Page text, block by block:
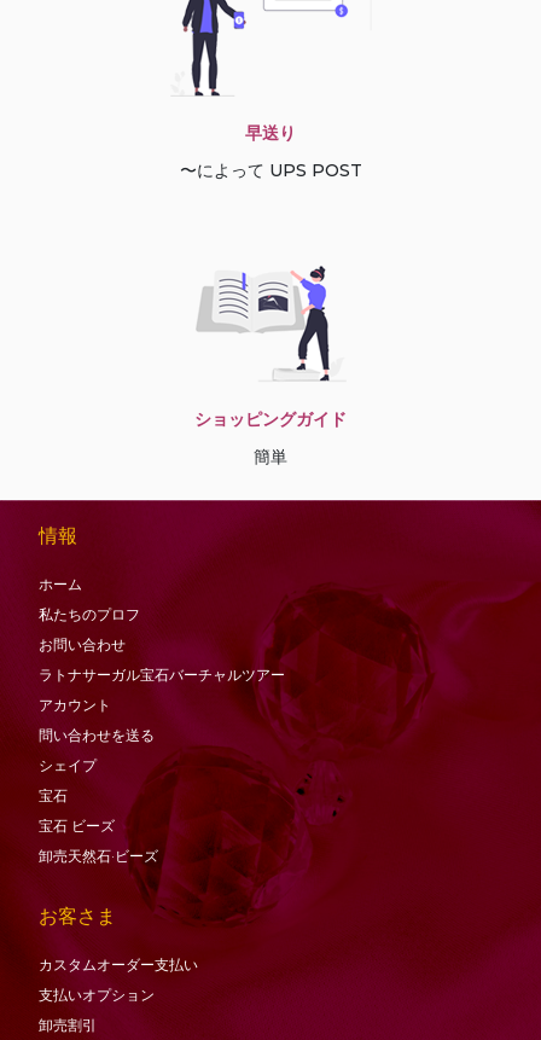
早送り
〜によって UPS POST
ショッピングガイド
簡単
情報
ホーム
私たちのプロフ
お問い合わせ
ラトナサーガル宝石バーチャ​​ルツアー
アカウント
問い合わせを送る
シェイプ
宝石
宝石 ビーズ
卸売天然石·ビーズ
お客さま
カスタムオーダー支払い
支払いオプション
卸売割引